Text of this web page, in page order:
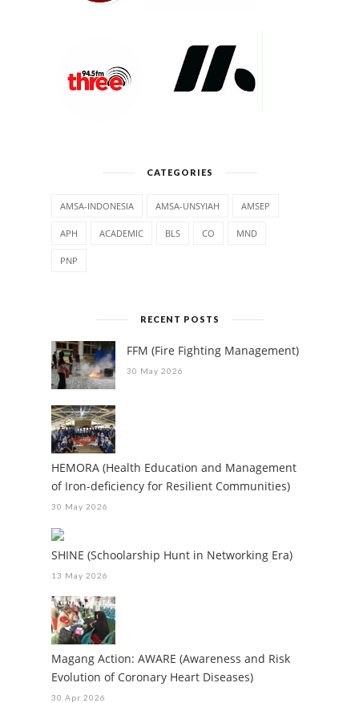
CATEGORIES
AMSA-INDONESIA AMSA-UNSYIAH AMSEP
APH ACADEMIC BLS CO MND
PNP
RECENT POSTS
FFM (Fire Fighting Management)
30 May 2026
HEMORA (Health Education and Management
of Iron-deficiency for Resilient Communities)
30 May 2026
SHINE (Schoolarship Hunt in Networking Era)
13 May 2026
Magang Action: AWARE (Awareness and Risk
Evolution of Coronary Heart Diseases)
30 Apr 2026